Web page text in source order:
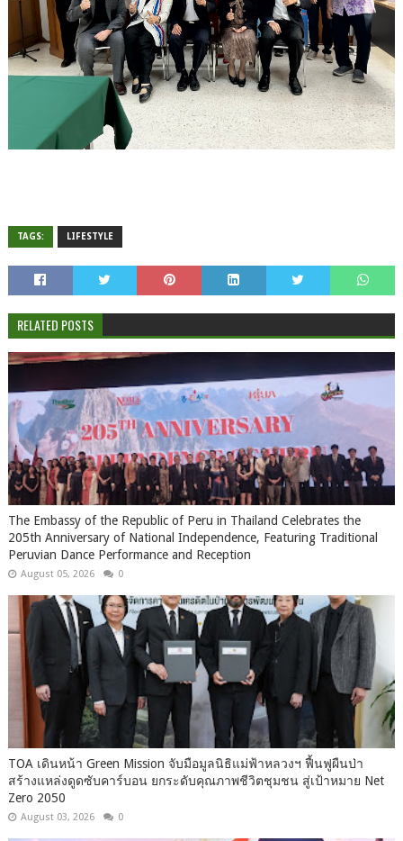
TAGS: LIFESTYLE
RELATED POSTS
The Embassy of the Republic of Peru in Thailand Celebrates the
205th Anniversary of National Independence, Featuring Traditional
Peruvian Dance Performance and Reception
August 05, 2026 0
TOA เดินหน้า Green Mission จับมือมูลนิธิแม่ฟ้าหลวงฯ ฟื้นฟูผืนป่า
สร้างแหล่งดูดซับคาร์บอน ยกระดับคุณภาพชีวิตชุมชน สู่เป้าหมาย Net
Zero 2050
August 03, 2026 0